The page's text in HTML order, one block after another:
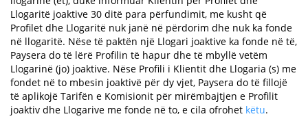
Llogaritë joaktive 30 ditë para përfundimit, me kusht që
Profilet dhe Llogaritë nuk janë në përdorim dhe nuk ka fonde
në llogaritë. Nëse të paktën një Llogari joaktive ka fonde në të,
Paysera do të lërë Profilin të hapur dhe të mbyllë vetëm
Llogarinë (jo) joaktive. Nëse Profili i Klientit dhe Llogaria (s) me
fondet në to mbesin joaktivë për dy vjet, Paysera do të fillojë
të aplikojë Tarifën e Komisionit për mirëmbajtjen e Profilit
joaktiv dhe Llogarive me fonde në to, e cila ofrohet këtu.